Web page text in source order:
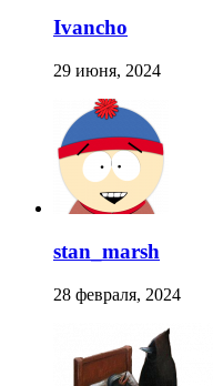
Ivancho
29 июня, 2024
stan_marsh
28 февраля, 2024